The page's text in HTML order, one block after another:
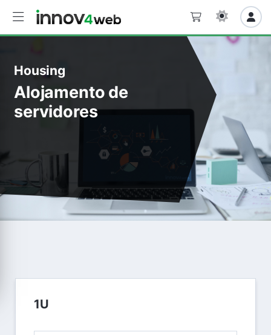
Housing
Alojamento de
servidores
1U